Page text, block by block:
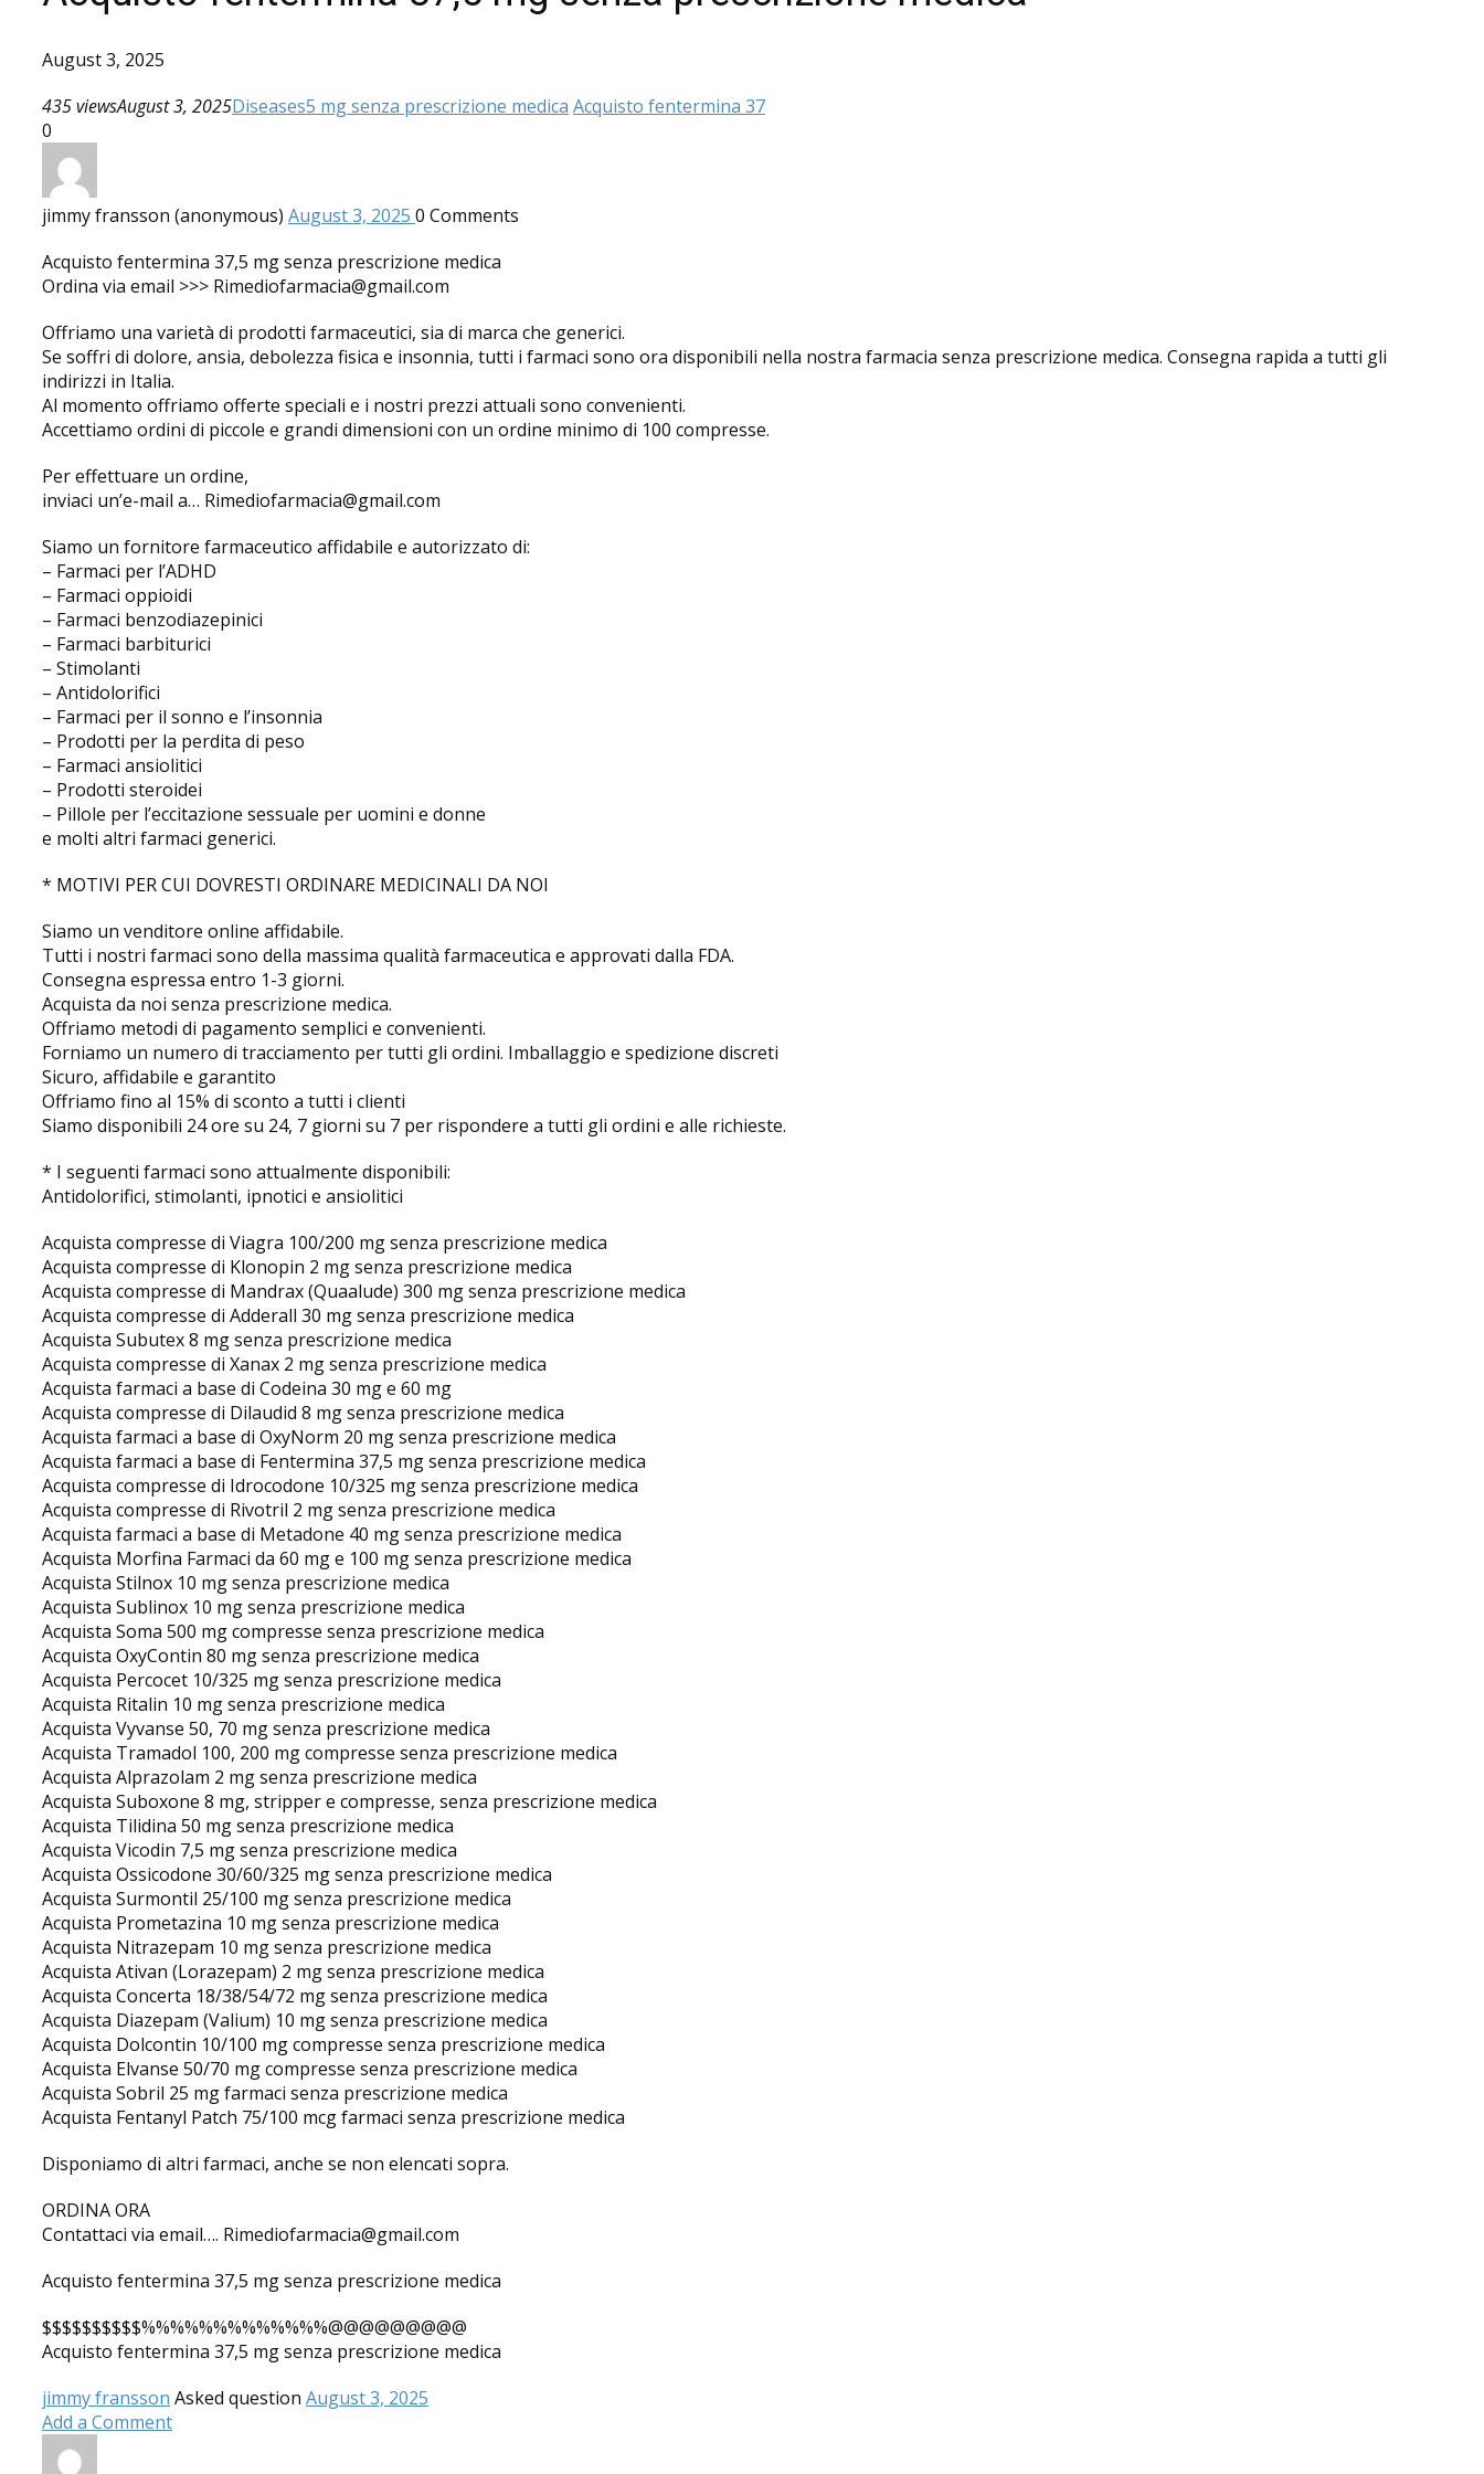
August 3, 2025
435 viewsAugust 3, 2025Diseases5 mg senza prescrizione medica Acquisto fentermina 37
0
jimmy fransson (anonymous) August 3, 2025 0 Comments
Acquisto fentermina 37,5 mg senza prescrizione medica
Ordina via email >>> Rimediofarmacia@gmail.com
Offriamo una varietà di prodotti farmaceutici, sia di marca che generici.
Se soffri di dolore, ansia, debolezza fisica e insonnia, tutti i farmaci sono ora disponibili nella nostra farmacia senza prescrizione medica. Consegna rapida a tutti gli
indirizzi in Italia.
Al momento offriamo offerte speciali e i nostri prezzi attuali sono convenienti.
Accettiamo ordini di piccole e grandi dimensioni con un ordine minimo di 100 compresse.
Per effettuare un ordine,
inviaci un’e-mail a… Rimediofarmacia@gmail.com
Siamo un fornitore farmaceutico affidabile e autorizzato di:
– Farmaci per l’ADHD
– Farmaci oppioidi
– Farmaci benzodiazepinici
– Farmaci barbiturici
– Stimolanti
– Antidolorifici
– Farmaci per il sonno e l’insonnia
– Prodotti per la perdita di peso
– Farmaci ansiolitici
– Prodotti steroidei
– Pillole per l’eccitazione sessuale per uomini e donne
e molti altri farmaci generici.
* MOTIVI PER CUI DOVRESTI ORDINARE MEDICINALI DA NOI
Siamo un venditore online affidabile.
Tutti i nostri farmaci sono della massima qualità farmaceutica e approvati dalla FDA.
Consegna espressa entro 1-3 giorni.
Acquista da noi senza prescrizione medica.
Offriamo metodi di pagamento semplici e convenienti.
Forniamo un numero di tracciamento per tutti gli ordini. Imballaggio e spedizione discreti
Sicuro, affidabile e garantito
Offriamo fino al 15% di sconto a tutti i clienti
Siamo disponibili 24 ore su 24, 7 giorni su 7 per rispondere a tutti gli ordini e alle richieste.
* I seguenti farmaci sono attualmente disponibili:
Antidolorifici, stimolanti, ipnotici e ansiolitici
Acquista compresse di Viagra 100/200 mg senza prescrizione medica
Acquista compresse di Klonopin 2 mg senza prescrizione medica
Acquista compresse di Mandrax (Quaalude) 300 mg senza prescrizione medica
Acquista compresse di Adderall 30 mg senza prescrizione medica
Acquista Subutex 8 mg senza prescrizione medica
Acquista compresse di Xanax 2 mg senza prescrizione medica
Acquista farmaci a base di Codeina 30 mg e 60 mg
Acquista compresse di Dilaudid 8 mg senza prescrizione medica
Acquista farmaci a base di OxyNorm 20 mg senza prescrizione medica
Acquista farmaci a base di Fentermina 37,5 mg senza prescrizione medica
Acquista compresse di Idrocodone 10/325 mg senza prescrizione medica
Acquista compresse di Rivotril 2 mg senza prescrizione medica
Acquista farmaci a base di Metadone 40 mg senza prescrizione medica
Acquista Morfina Farmaci da 60 mg e 100 mg senza prescrizione medica
Acquista Stilnox 10 mg senza prescrizione medica
Acquista Sublinox 10 mg senza prescrizione medica
Acquista Soma 500 mg compresse senza prescrizione medica
Acquista OxyContin 80 mg senza prescrizione medica
Acquista Percocet 10/325 mg senza prescrizione medica
Acquista Ritalin 10 mg senza prescrizione medica
Acquista Vyvanse 50, 70 mg senza prescrizione medica
Acquista Tramadol 100, 200 mg compresse senza prescrizione medica
Acquista Alprazolam 2 mg senza prescrizione medica
Acquista Suboxone 8 mg, stripper e compresse, senza prescrizione medica
Acquista Tilidina 50 mg senza prescrizione medica
Acquista Vicodin 7,5 mg senza prescrizione medica
Acquista Ossicodone 30/60/325 mg senza prescrizione medica
Acquista Surmontil 25/100 mg senza prescrizione medica
Acquista Prometazina 10 mg senza prescrizione medica
Acquista Nitrazepam 10 mg senza prescrizione medica
Acquista Ativan (Lorazepam) 2 mg senza prescrizione medica
Acquista Concerta 18/38/54/72 mg senza prescrizione medica
Acquista Diazepam (Valium) 10 mg senza prescrizione medica
Acquista Dolcontin 10/100 mg compresse senza prescrizione medica
Acquista Elvanse 50/70 mg compresse senza prescrizione medica
Acquista Sobril 25 mg farmaci senza prescrizione medica
Acquista Fentanyl Patch 75/100 mcg farmaci senza prescrizione medica
Disponiamo di altri farmaci, anche se non elencati sopra.
ORDINA ORA
Contattaci via email…. Rimediofarmacia@gmail.com
Acquisto fentermina 37,5 mg senza prescrizione medica
$$$$$$$$$$%%%%%%%%%%%%%@@@@@@@@@
Acquisto fentermina 37,5 mg senza prescrizione medica
jimmy fransson Asked question August 3, 2025
Add a Comment